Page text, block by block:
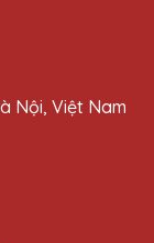
QTG
Nội, Việt Nam